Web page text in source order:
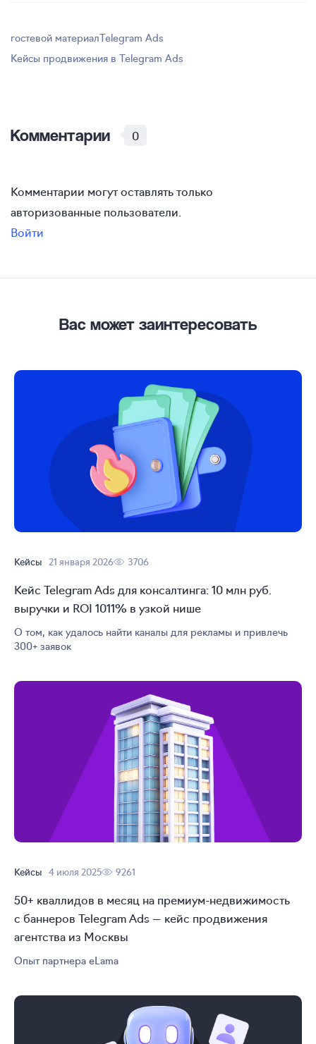
гостевой материалTelegram Ads
Кейсы продвижения в Telegram Ads
Комментарии 0
Комментарии могут оставлять только
авторизованные пользователи.
Войти
Вас может заинтересовать
Кейсы 21 января 2026 3706
Кейс Telegram Ads для консалтинга: 10 млн руб.
выручки и ROI 1011% в узкой нише
О том, как удалось найти каналы для рекламы и привлечь
300+ заявок
Кейсы 4 июля 2025 9261
50+ кваллидов в месяц на премиум-недвижимость
с баннеров Telegram Ads — кейс продвижения
агентства из Москвы
Опыт партнера eLama